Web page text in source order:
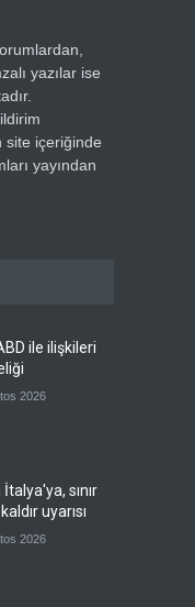
yazılar ise
site içeriğinde
yayından
ile ilişkileri
2026
sınır
uyarısı
2026